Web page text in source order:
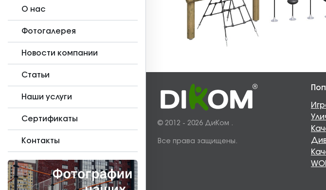
О нас
Фотогалерея
Новости компании
Статьи
Наши услуги
Сертификаты
Контакты
© 2012 - 2026 ДиКом .
Все права защищены.